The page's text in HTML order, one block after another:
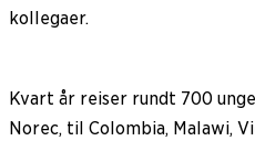
kollegaer.
Kvart år reiser rundt 700
Norec, til Colombia, Malawi,